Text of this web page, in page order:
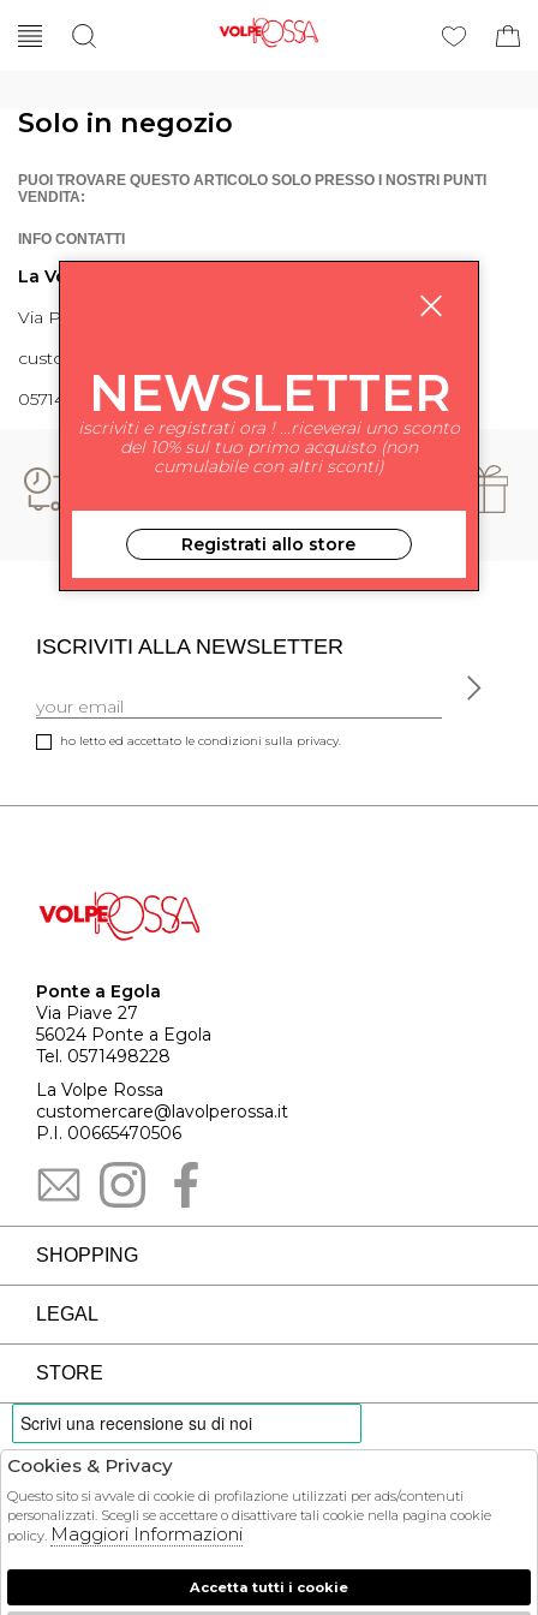
Solo in negozio
PUOI TROVARE QUESTO ARTICOLO SOLO PRESSO I NOSTRI PUNTI
VENDITA:
INFO CONTATTI
La Volpe Rossa
Via Piave 27 56024 Ponte a Egola
customercare@lavolperossa.it
0571498228
ISCRIVITI ALLA NEWSLETTER
ho letto ed accettato le condizioni sulla privacy.
Ponte a Egola
Via Piave 27
56024 Ponte a Egola
Tel. 0571498228
La Volpe Rossa
customercare@lavolperossa.it
P.I. 00665470506
SHOPPING
LEGAL
STORE
PAYMENTS
COURIER
NEWSLETTER
iscriviti e registrati ora ! ...riceverai uno sconto
del 10% sul tuo primo acquisto (non
cumulabile con altri sconti)
Registrati allo store
Cookies & Privacy
Questo sito si avvale di cookie di profilazione utilizzati per ads/contenuti
personalizzati. Scegli se accettare o disattivare tali cookie nella pagina cookie
policy. Maggiori Informazioni
Accetta tutti i cookie